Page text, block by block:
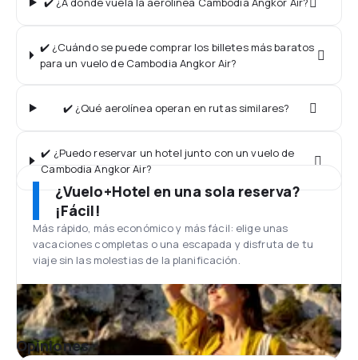
✔️ ¿Cuándo se puede comprar los billetes más baratos
para un vuelo de Cambodia Angkor Air?
✔️ ¿Qué aerolínea operan en rutas similares?
✔️ ¿Puedo reservar un hotel junto con un vuelo de
Cambodia Angkor Air?
¿Vuelo+Hotel en una sola reserva?
¡Fácil!
Más rápido, más económico y más fácil: elige unas
vacaciones completas o una escapada y disfruta de tu
viaje sin las molestias de la planificación.
Opiniones